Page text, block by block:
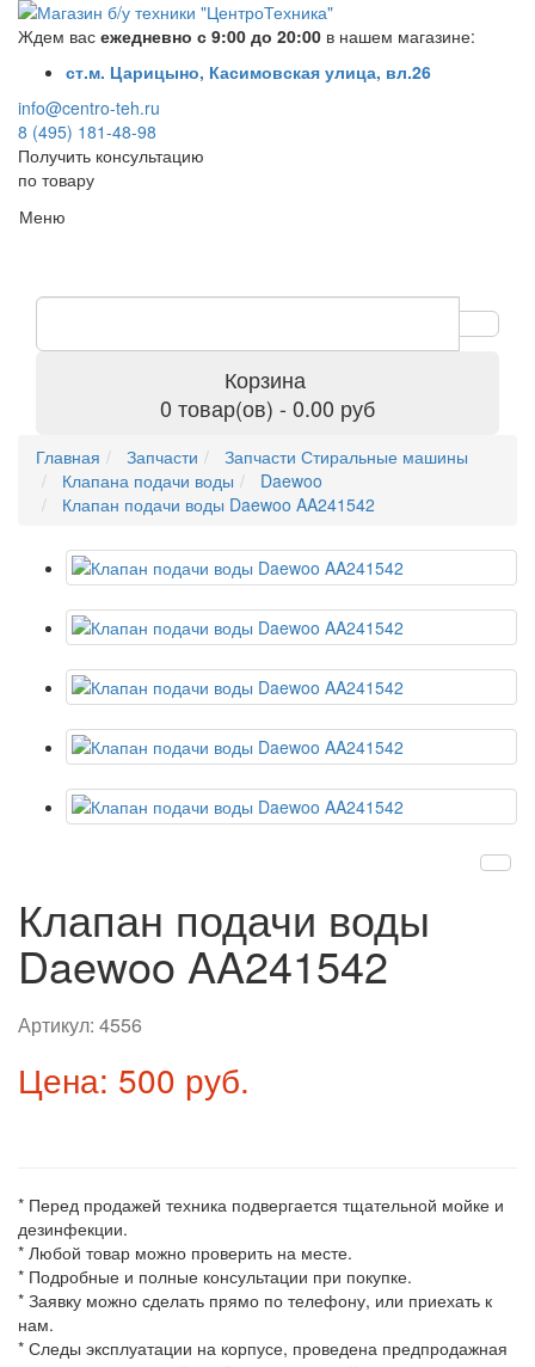
Ждем вас ежедневно с 9:00 до 20:00 в нашем магазине:
ст.м. Царицыно, Касимовская улица, вл.26
info@centro-teh.ru
8 (495) 181-48-98
Получить консультацию
по товару
Меню
Корзина
0 товар(ов) - 0.00 руб
Главная Запчасти
Запчасти Стиральные машины
Клапана подачи воды
Daewoo
Клапан подачи воды Daewoo AA241542
Клапан подачи воды
Daewoo AA241542
Артикул: 4556
Цена: 500 руб.
* Перед продажей техника подвергается тщательной мойке и
дезинфекции.
* Любой товар можно проверить на месте.
* Подробные и полные консультации при покупке.
* Заявку можно сделать прямо по телефону, или приехать к
нам.
* Следы эксплуатации на корпусе, проведена предпродажная